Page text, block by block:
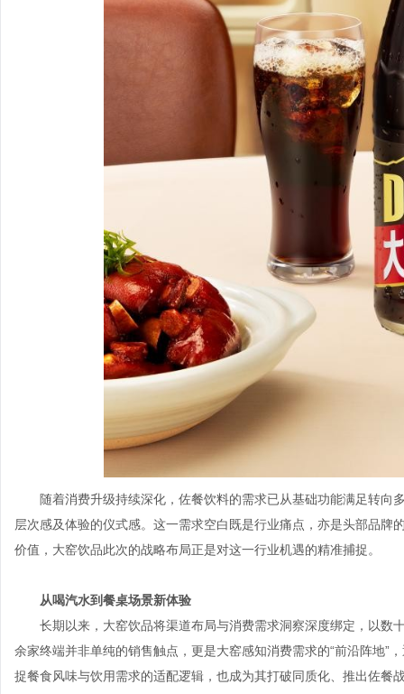
随着消费升级持续深化，佐餐饮料的需求已从基础功能满足转向
层次感及体验的仪式感。这一需求空白既是行业痛点，亦是头部品
价值，大窑饮品此次的战略布局正是对这一行业机遇的精准捕捉。
从喝汽水到餐桌场景新体验
长期以来，大窑饮品将渠道布局与消费需求洞察深度绑定，以数
余家终端并非单纯的销售触点，更是大窑感知消费需求的“前沿阵地”
捉餐食风味与饮用需求的适配逻辑，也成为其打破同质化、推出佐餐